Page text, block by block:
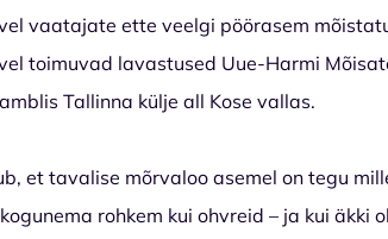
vaatajate ette veelgi pöörasem
toimuvad lavastused Uue-Harmi
Tallinna külje all Kose vallas.
et tavalise mõrvaloo asemel on tegu
rohkem kui ohvreid – ja kui äkki